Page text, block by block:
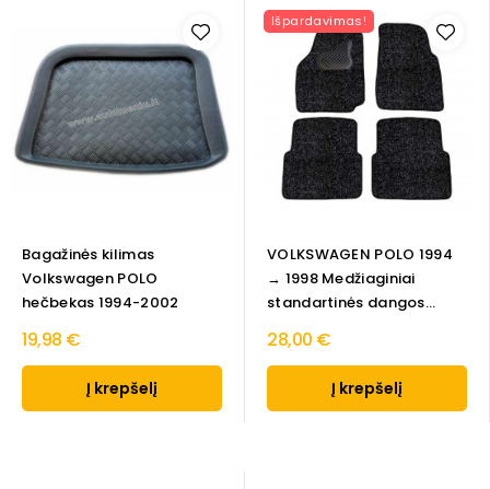
Bagažinės kilimas
Volkswagen POLO
hečbekas 1994-2002
19,98 €
Į krepšelį
Išpardavimas!
VOLKSWAGEN POLO 1994
→ 1998 Medžiaginiai
standartinės dangos...
28,00 €
Į krepšelį